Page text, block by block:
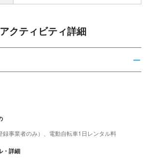
アクティビティ詳細
録事業者のみ）、電動自転車1日レンタル料
・詳細